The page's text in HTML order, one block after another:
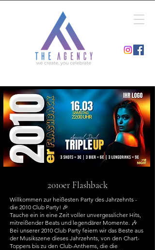
2010er Flashback
Willkommen zur heißesten Party des Jahrzehnts -
die 2010 Club Party! 🎉
Tauche ein in eine Zeit voller unvergesslicher Hits,
mitreißender Beats und legendärer Momente. 🎶
Bei unserer 2010 Club Party feiern wir das Beste aus
der Musikszene dieses Jahrzehnts, von den Chart-
Toppers bis zu den Club-Anthems, die die